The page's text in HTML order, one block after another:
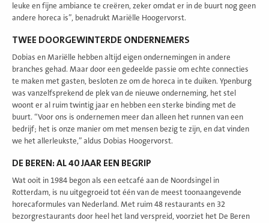
leuke en fijne ambiance te creëren, zeker omdat er in de buurt nog geen
andere horeca is”, benadrukt Mariëlle Hoogervorst.
TWEE DOORGEWINTERDE ONDERNEMERS
Dobias en Mariëlle hebben altijd eigen ondernemingen in andere
branches gehad. Maar door een gedeelde passie om echte connecties
te maken met gasten, besloten ze om de horeca in te duiken. Ypenburg
was vanzelfsprekend de plek van de nieuwe onderneming, het stel
woont er al ruim twintig jaar en hebben een sterke binding met de
buurt. “Voor ons is ondernemen meer dan alleen het runnen van een
bedrijf; het is onze manier om met mensen bezig te zijn, en dat vinden
we het allerleukste,” aldus Dobias Hoogervorst.
DE BEREN: AL 40 JAAR EEN BEGRIP
Wat ooit in 1984 begon als een eetcafé aan de Noordsingel in
Rotterdam, is nu uitgegroeid tot één van de meest toonaangevende
horecaformules van Nederland. Met ruim 48 restaurants en 32
bezorgrestaurants door heel het land verspreid, voorziet het De Beren